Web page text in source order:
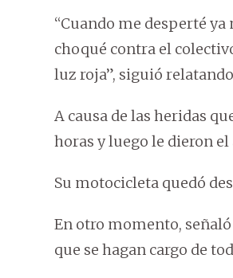
“Cuando me desperté
choqué contra el
luz roja”, siguió
A causa de las heridas
horas y luego le dieron
Su motocicleta quedó
En otro momento,
que se hagan cargo de